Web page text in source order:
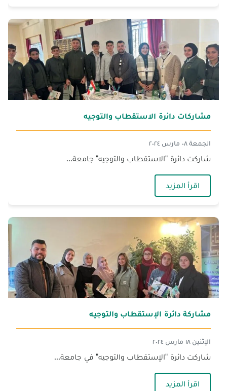
مشاركات دائرة الاستقطاب والتوجيه
الجمعة ٠٨ مارس ٢٠٢٤
شاركت دائرة "الاستقطاب والتوجيه" جامعة...
اقرأ المزيد— مشاركات دائرة الاستقطاب والتوجيه
مشاركة دائرة الإستقطاب والتوجيه
الإثنين ١٨ مارس ٢٠٢٤
شاركت دائرة "الإستقطاب والتوجيه" في جامعة...
اقرأ المزيد